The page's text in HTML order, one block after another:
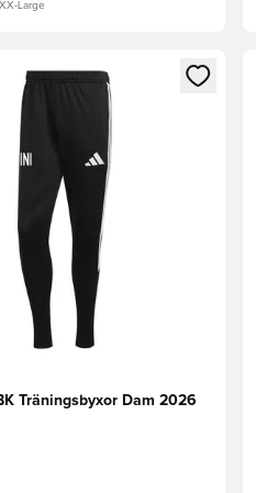
Large
Modal för att logga in eller
Träningsbyxor Dam 2026